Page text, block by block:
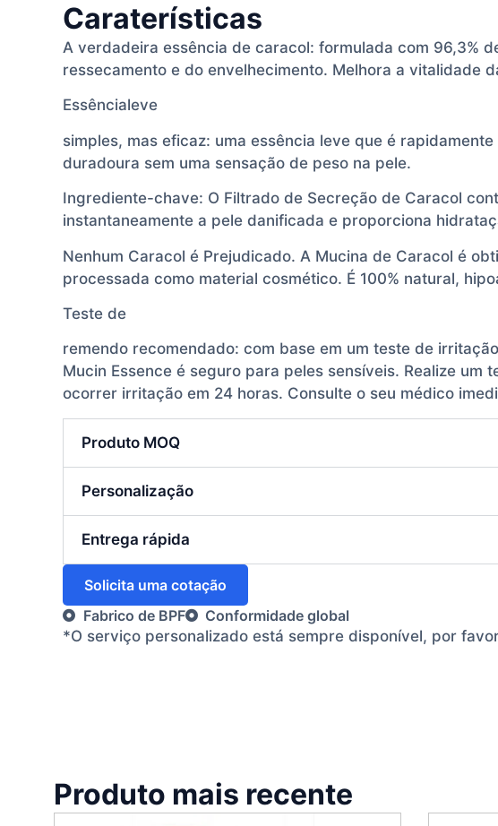
Caraterísticas
A verdadeira essência de caracol: formulada com 96,3%
ressecamento e do envelhecimento. Melhora a vitalidade
Essêncialeve
simples, mas eficaz: uma essência leve que é
duradoura sem uma sensação de peso na pele.
Ingrediente-chave: O Filtrado de Secreção de Caracol
instantaneamente a pele danificada e proporciona
Nenhum Caracol é Prejudicado. A Mucina de Caracol é
processada como material cosmético. É 100% natural,
Teste de
remendo recomendado: com base em um teste de
Mucin Essence é seguro para peles sensíveis. Realize
ocorrer irritação em 24 horas. Consulte o seu médico
Produto MOQ
Personalização
Entrega rápida
Solicita uma cotação
Fabrico de BPF
Conformidade global
*O serviço personalizado está sempre disponível, por
Produto mais recente